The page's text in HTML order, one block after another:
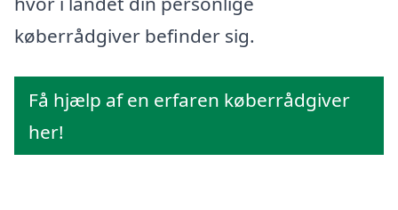
køberrådgiver befinder sig.
Få hjælp af en erfaren køberrådgiver
her!